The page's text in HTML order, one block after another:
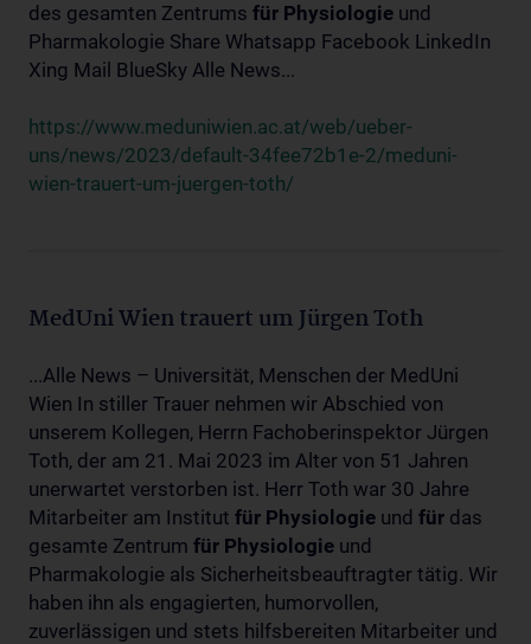
des gesamten Zentrums für Physiologie und
Pharmakologie Share Whatsapp Facebook LinkedIn
Xing Mail BlueSky Alle News...
https://www.meduniwien.ac.at/web/ueber-
uns/news/2023/default-34fee72b1e-2/meduni-
wien-trauert-um-juergen-toth/
MedUni Wien trauert um Jürgen Toth
...Alle News – Universität, Menschen der MedUni
Wien In stiller Trauer nehmen wir Abschied von
unserem Kollegen, Herrn Fachoberinspektor Jürgen
Toth, der am 21. Mai 2023 im Alter von 51 Jahren
unerwartet verstorben ist. Herr Toth war 30 Jahre
Mitarbeiter am Institut für Physiologie und für das
gesamte Zentrum für Physiologie und
Pharmakologie als Sicherheitsbeauftragter tätig. Wir
haben ihn als engagierten, humorvollen,
zuverlässigen und stets hilfsbereiten Mitarbeiter und